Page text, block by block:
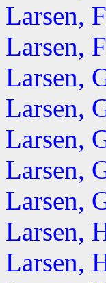
Larsen,
Larsen,
Larsen,
Larsen,
Larsen,
Larsen,
Larsen,
Larsen,
Larsen,